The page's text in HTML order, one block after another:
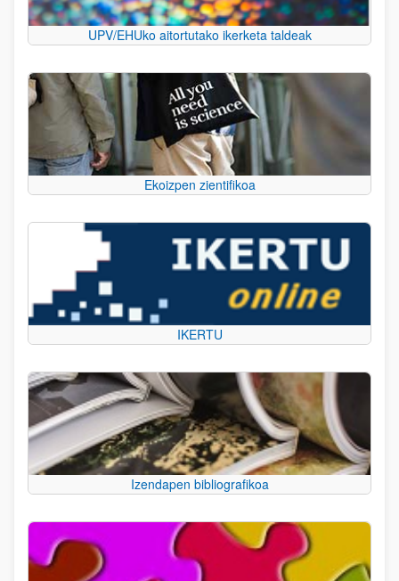
UPV/EHUko aitortutako ikerketa taldeak
Ekoizpen zientifikoa
IKERTU
Izendapen bibliografikoa